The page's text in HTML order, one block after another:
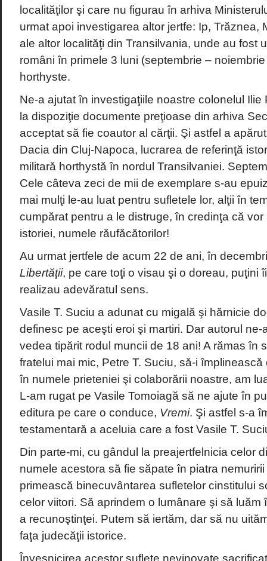
localităţilor şi care nu figurau în arhiva
urmat apoi investigarea altor jertfe: Ip, Trăznea,
ale altor localităţi din Transilvania, unde au fost
români în primele 3 luni (septembrie –
horthyste.
Ne-a ajutat în investigaţiile noastre colonelul
la dispoziţie documente preţioase din arhiva
acceptat să fie coautor al cărţii. Şi astfel a
Dacia din Cluj-Napoca, lucrarea de referinţă
militară horthystă în nordul Transilvaniei.
Cele câteva zeci de mii de exemplare s-au
mai mulţi le-au luat pentru sufletele lor, alţii în
cumpărat pentru a le distruge, în credinţa că
istoriei, numele răufăcătorilor!
Au urmat jertfele de acum 22 de ani, în
Libertăţii, pe care toţi o visau şi o doreau, puţini
realizau adevăratul sens.
Vasile T. Suciu a adunat cu migală şi hărnicie
definesc pe aceşti eroi şi martiri. Dar autorul
vedea tipărit rodul muncii de 18 ani! A rămas în
fratelui mai mic, Petre T. Suciu, să-i
în numele prieteniei şi colaborării noastre, am
L-am rugat pe Vasile Tomoiagă să ne ajute în
editura pe care o conduce, Vremi. Şi astfel s-a
testamentară a aceluia care a fost Vasile T.
Din parte-mi, cu gândul la preajertfelnicia celor
numele acestora să fie săpate în piatra
primească binecuvântarea sufletelor cinstitului
celor viitori. Să aprindem o lumânare şi să luăm
a recunoştinţei. Putem să iertăm, dar să nu
faţa judecăţii istorice.
Înveşnicirea acestor suflete nevinovate